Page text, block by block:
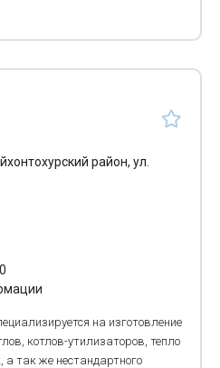
район, ул.
на изготовление
котлов-утилизаторов, тепло
а так же нестандартного